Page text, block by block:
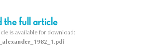
the full article
is available for download: